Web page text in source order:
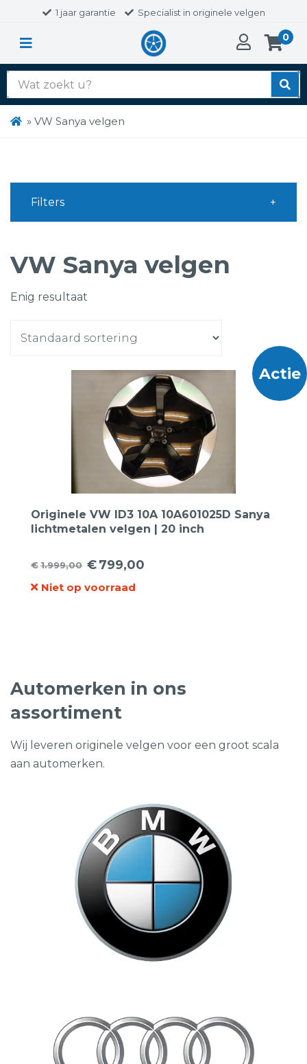
1 jaar garantie Specialist in originele velgen
0
Zoek
naar:
» VW Sanya velgen
VW Sanya velgen
Enig resultaat
Actie
Originele VW ID3 10A 10A601025D Sanya
lichtmetalen velgen | 20 inch
€1.999,00
Oorspronkelijke
prijs
€799,00
Huidige
prijs
Niet op voorraad
Filters
Automerken in ons
assortiment
Wij leveren originele velgen voor een groot scala
aan automerken.